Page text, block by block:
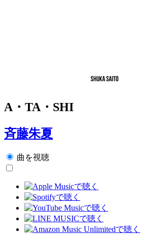
A・TA・SHI
斉藤朱夏
曲を視聴